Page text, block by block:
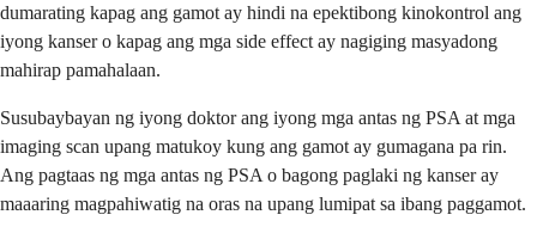
dumarating kapag ang gamot ay hindi na epektibong kinokontrol ang
iyong kanser o kapag ang mga side effect ay nagiging masyadong
mahirap pamahalaan.
Susubaybayan ng iyong doktor ang iyong mga antas ng PSA at mga
imaging scan upang matukoy kung ang gamot ay gumagana pa rin.
Ang pagtaas ng mga antas ng PSA o bagong paglaki ng kanser ay
maaaring magpahiwatig na oras na upang lumipat sa ibang paggamot.